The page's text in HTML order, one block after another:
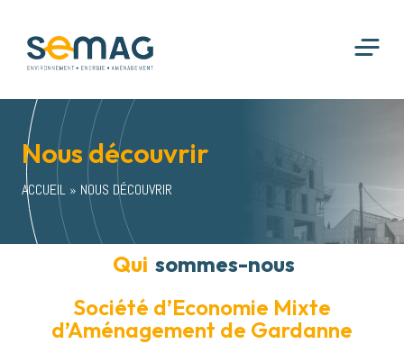
Nous découvrir
ACCUEIL » NOUS DÉCOUVRIR
Qui sommes-nous
Société d’Economie Mixte
d’Aménagement de Gardanne